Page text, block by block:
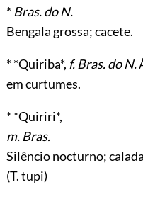
* Bras. do N.
Bengala grossa; cacete.
* *Quiriba*, f. Bras. do N.
em curtumes.
* *Quiriri*,
m. Bras.
Silêncio nocturno;
(T. tupi)